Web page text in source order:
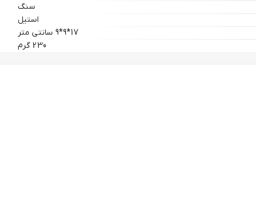
سنگ
استیل
17*9*9 سانتی متر
230 گرم